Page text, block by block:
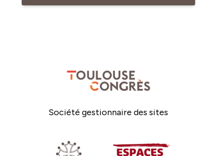
Société gestionnaire des sites